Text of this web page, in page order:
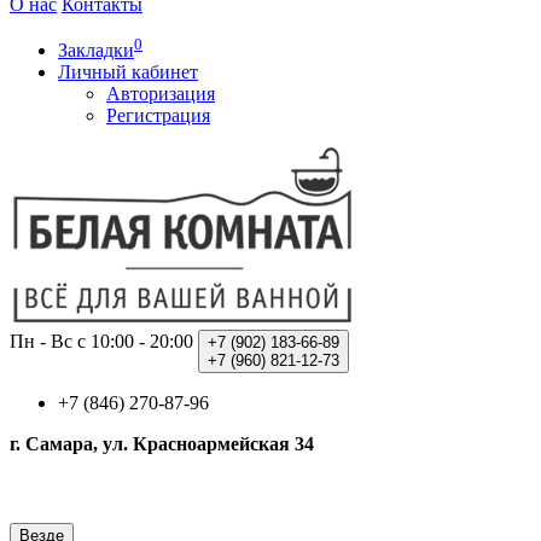
О нас Контакты
Закладки0
Личный кабинет
Авторизация
Регистрация
Пн - Вс с 10:00 - 20:00 +7 (902) 183-66-89
+7 (960) 821-12-73
+7 (846) 270-87-96
г. Самара, ул. Красноармейская 34
Везде